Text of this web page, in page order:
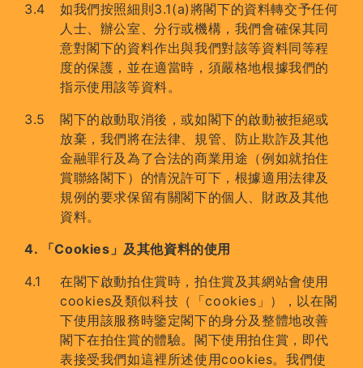
如我們按照細則3.1(a)將閣下的資料轉交予任何
人士、辦公室、分行或機構，我們會確保其同
意對閣下的資料作出與我們對該等資料同等程
度的保護，並在適當時，須嚴格地根據我們的
指示使用該等資料。
閣下的啟動取消後，或如閣下的啟動被拒絕或
放棄，我們將在法律、規管、防止欺詐及其他
金融罪行及為了合法的商業用途（例如就拍住
賞聯絡閣下）的情況許可下，根據適用法律及
規例的要求保留有關閣下的個人、財政及其他
資料。
4. 「Cookies」及其他資料的使用
在閣下啟動拍住賞時，拍住賞及其網站會使用
cookies及類似科技（「cookies」），以在閣
下使用該服務時鑒定閣下的身分及整體地改善
閣下在拍住賞的體驗。閣下使用拍住賞，即代
表接受我們如這裡所述使用cookies。我們使